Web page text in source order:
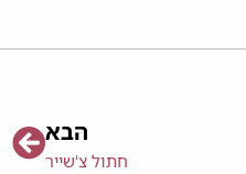
הבא
חתול צ'שייר